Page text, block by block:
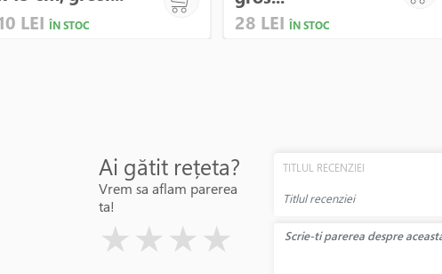
LEI ÎN STOC
28 LEI ÎN STOC
Ai gătit rețeta?
Vrem sa aflam parerea
ta!
★ ★ ★ ★
TITLUL RECENZIEI